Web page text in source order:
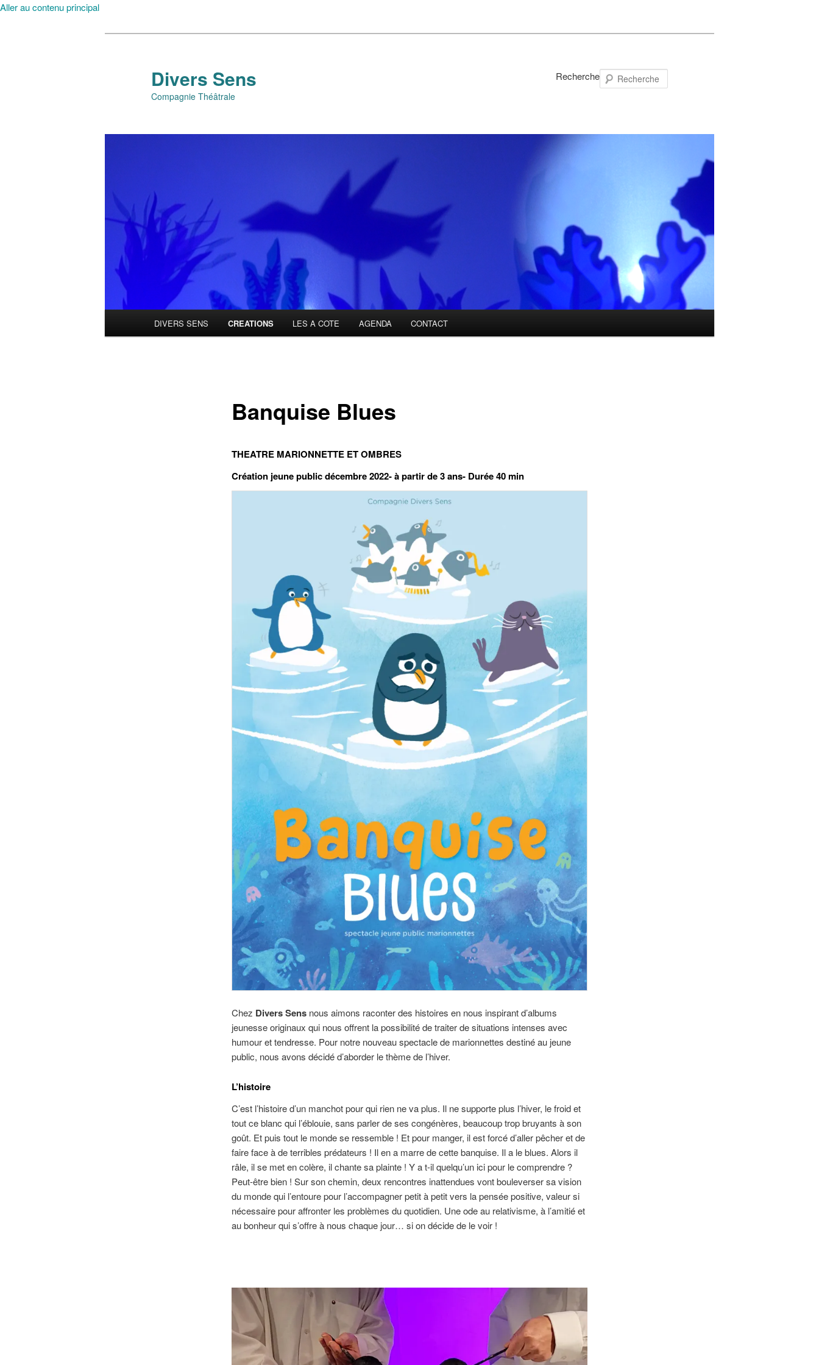
Aller au contenu principal
Divers Sens
Compagnie Théâtrale
Recherche
DIVERS SENS CREATIONS LES A COTE AGENDA CONTACT
Banquise Blues
THEATRE MARIONNETTE ET OMBRES
Création jeune public décembre 2022- à partir de 3 ans- Durée 40 min
Chez Divers Sensnous aimons raconter des histoires en nous inspirant d’albums
jeunesse originaux qui nous offrent la possibilité de traiter de situations intenses avec
humour et tendresse. Pour notre nouveau spectacle de marionnettes destiné au jeune
public, nous avons décidé d’aborder le thème de l’hiver.
L’histoire
C’est l’histoire d’un manchot pour qui rien ne va plus. Il ne supporte plus l’hiver, le froid et
tout ce blanc qui l’éblouie, sans parler de ses congénères, beaucoup trop bruyants à son
goût. Et puis tout le monde se ressemble ! Et pour manger, il est forcé d’aller pêcher et de
faire face à de terribles prédateurs ! Il en a marre de cette banquise. Il a le blues. Alors il
râle, il se met en colère, il chante sa plainte ! Y a t-il quelqu’un ici pour le comprendre ?
Peut-être bien ! Sur son chemin, deux rencontres inattendues vont bouleverser sa vision
du monde qui l’entoure pour l’accompagner petit à petit vers la pensée positive, valeur si
nécessaire pour affronter les problèmes du quotidien. Une ode au relativisme, à l’amitié et
au bonheur qui s’offre à nous chaque jour… si on décide de le voir !